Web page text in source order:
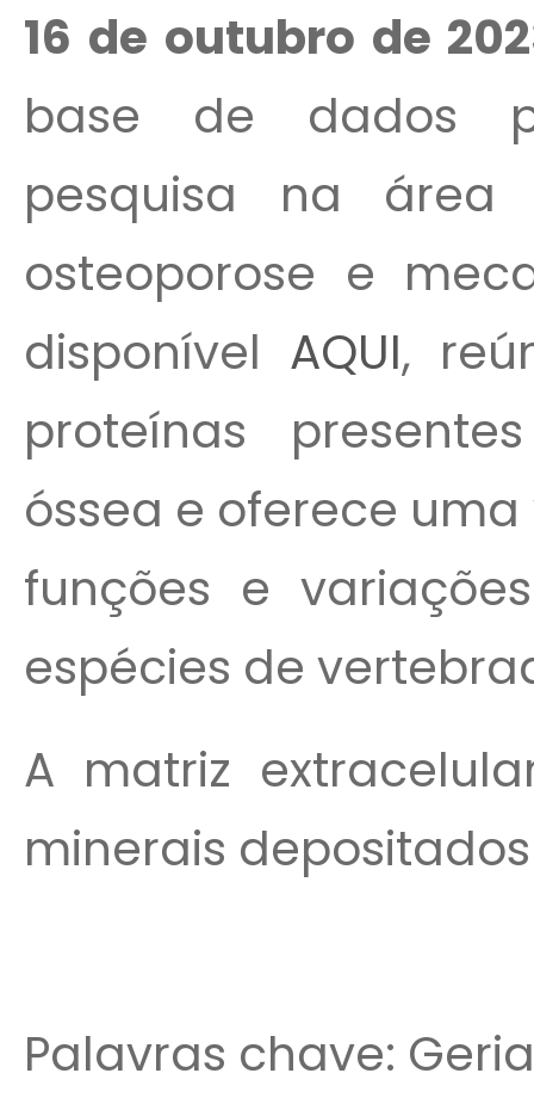
16 de outubro de
base de dados
pesquisa na área
osteoporose e
disponível AQUI,
proteínas
óssea e oferece
funções e
espécies de
A matriz
minerais
Palavras chave: